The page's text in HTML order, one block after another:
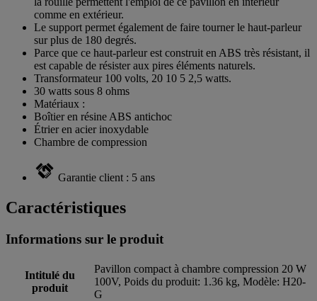
comme en extérieur.
Le support permet également de faire tourner le haut-parleur
sur plus de 180 degrés.
Parce que ce haut-parleur est construit en ABS très résistant, il
est capable de résister aux pires éléments naturels.
Transformateur 100 volts, 20 10 5 2,5 watts.
30 watts sous 8 ohms
Matériaux :
Boîtier en résine ABS antichoc
Étrier en acier inoxydable
Chambre de compression
Garantie client : 5 ans
Caractéristiques
Informations sur le produit
Intitulé du
produit
Pavillon compact à chambre compression 20 W
100V, Poids du produit: 1.36 kg, Modèle: H20-
G